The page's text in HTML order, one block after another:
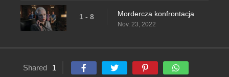
1 - 8 Mordercza konfrontacja
Nov. 23, 2022
Shared 1